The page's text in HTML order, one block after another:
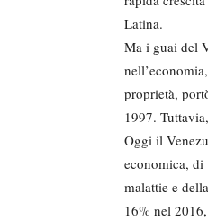
Latina.
Ma i guai del
proprietà,
1997.
Oggi il
economica, di
malattie e
16% nel